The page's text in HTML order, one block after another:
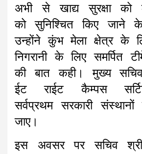
अभी से खाद्य सुरक्षा को
को सुनिश्चित किए जाने के
उन्होंने कुंभ मेला क्षेत्र के
निगरानी के लिए समर्पित
की बात कही। मुख्य
ईट राईट कैम्पस
सर्वप्रथम सरकारी संस्थानों
जाए।
इस अवसर पर सचिव